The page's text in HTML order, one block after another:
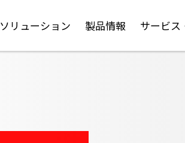
ソリューション 製品情報 サービス